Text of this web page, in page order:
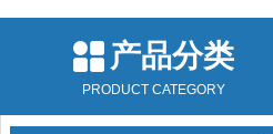
产品分类
PRODUCT CATEGORY